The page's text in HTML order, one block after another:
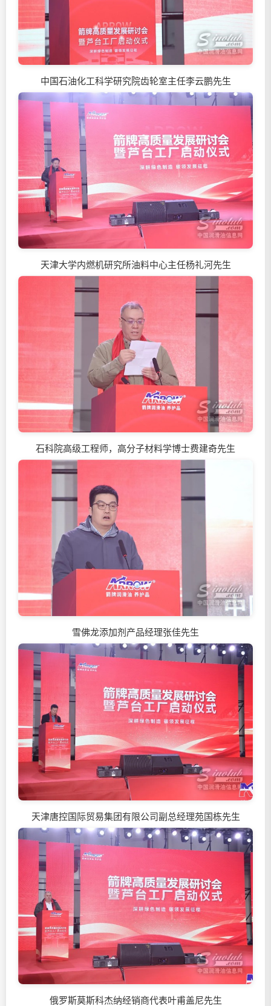
中国石油化工科学研究院齿轮室主任李云鹏先生
天津大学内燃机研究所油料中心主任杨礼河先生
石科院高级工程师，高分子材料学博士费建奇先生
雪佛龙添加剂产品经理张佳先生
天津唐控国际贸易集团有限公司副总经理苑国栋先生
俄罗斯莫斯科杰纳经销商代表叶甫盖尼先生